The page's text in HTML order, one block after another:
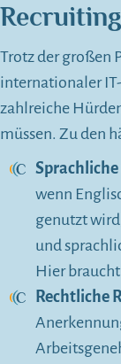
Recruiting
Trotz der großen
internationaler
zahlreiche
müssen. Zu den
wenn
genutzt
und
Hier
Rechtliche